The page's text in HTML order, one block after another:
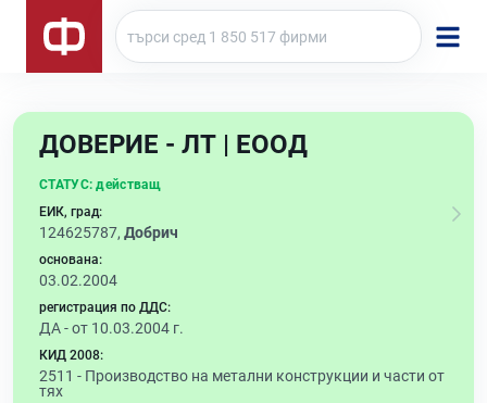
ДОВЕРИЕ - ЛТ | ЕООД
СТАТУС: действащ
ЕИК, град:
124625787, Добрич
основана:
03.02.2004
регистрация по ДДС:
ДА - от 10.03.2004 г.
КИД 2008:
2511 - Производство на метални конструкции и части от
тях